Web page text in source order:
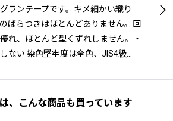
ランテープです。キメ細かい織り
ばらつきはほとんどありません。回
れ、ほとんど型くずれしません。・
ない 染色堅牢度は全色、JIS4級…
、こんな商品も買っています